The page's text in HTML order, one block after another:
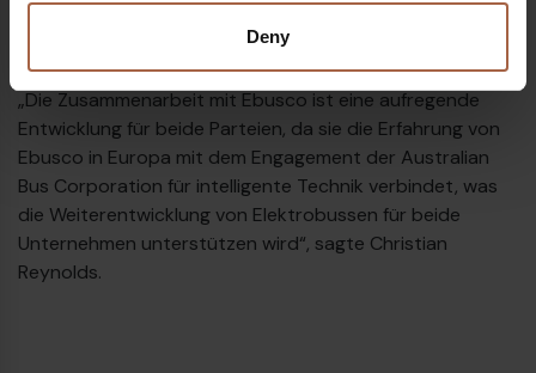
Deny
Simon Pearce, Ebusco Australia.
„Die Zusammenarbeit mit Ebusco ist eine aufregende
Entwicklung für beide Parteien, da sie die Erfahrung von
Ebusco in Europa mit dem Engagement der Australian
Bus Corporation für intelligente Technik verbindet, was
die Weiterentwicklung von Elektrobussen für beide
Unternehmen unterstützen wird“, sagte Christian
Reynolds.